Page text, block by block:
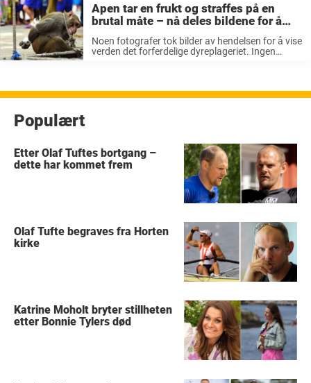
Apen tar en frukt og straffes på en
brutal måte – nå deles bildene for å
vise dyremishandlingens sanne ansikt
Noen fotografer tok bilder av hendelsen for å vise
verden det forferdelige dyreplageriet. Ingen
Populært
Etter Olaf Tuftes bortgang –
dette har kommet frem
Olaf Tufte begraves fra Horten
kirke
Katrine Moholt bryter stillheten
etter Bonnie Tylers død